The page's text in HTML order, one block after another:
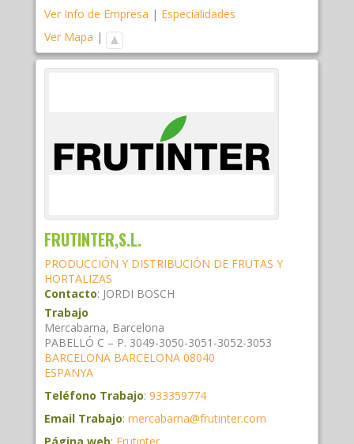
Ver Info de Empresa | Especialidades
Ver Mapa |
FRUTINTER,S.L.
PRODUCCIÓN Y DISTRIBUCIÓN DE FRUTAS Y
HORTALIZAS
Contacto: JORDI BOSCH
Trabajo
Mercabarna, Barcelona
PABELLÓ C – P. 3049-3050-3051-3052-3053
BARCELONA BARCELONA 08040
ESPANYA
Teléfono Trabajo: 933359774
Email Trabajo: mercabarna@frutinter.com